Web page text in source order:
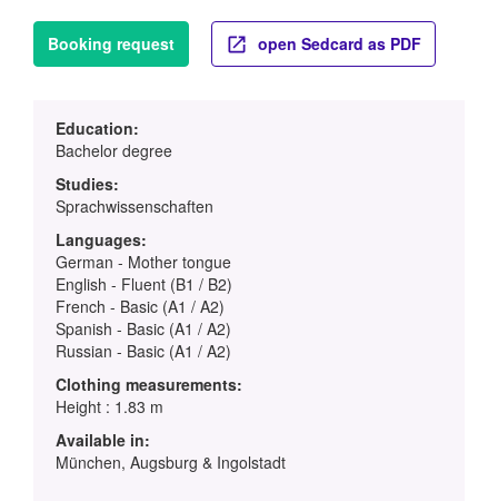
Booking request open Sedcard as PDF
Education:
Bachelor degree
Studies:
Sprachwissenschaften
Languages:
German - Mother tongue
English - Fluent (B1 / B2)
French - Basic (A1 / A2)
Spanish - Basic (A1 / A2)
Russian - Basic (A1 / A2)
Clothing measurements:
Height : 1.83 m
Available in:
München, Augsburg & Ingolstadt